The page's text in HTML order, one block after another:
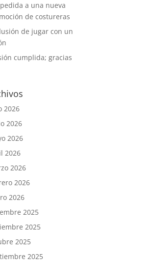
a una nueva
de costureras
de jugar con un
cumplida; gracias
2026
2026
2026
2026
2026
2026
2026
2025
2025
2025
2025